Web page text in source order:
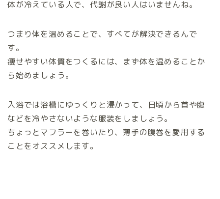
体が冷えている人で、代謝が良い人はいませんね。
つまり体を温めることで、すべてが解決できるんで
す。
痩せやすい体質をつくるには、まず体を温めることか
ら始めましょう。
入浴では浴槽にゆっくりと浸かって、日頃から首や腹
などを冷やさないような服装をしましょう。
ちょっとマフラーを巻いたり、薄手の腹巻を愛用する
ことをオススメします。